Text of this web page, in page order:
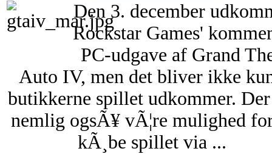
Den 3. december
Rockstar Games'
PC-udgave af Grand
Auto IV, men det bliver ikke
butikkerne spillet udkommer.
nemlig ogsÃ¥ vÃ¦re mulighed
kÃ¸be spillet via ...